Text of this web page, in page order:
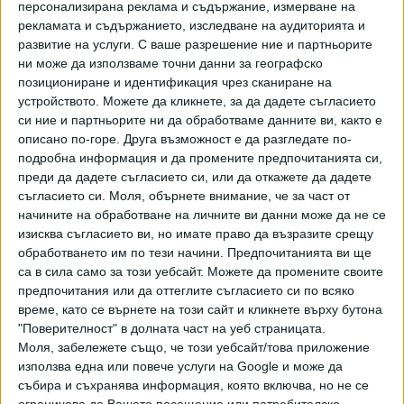
персонализирана реклама и съдържание, измерване на
рекламата и съдържанието, изследване на аудиторията и
развитие на услуги. С ваше разрешение ние и партньорите
ни може да използваме точни данни за географско
позициониране и идентификация чрез сканиране на
устройството. Можете да кликнете, за да дадете съгласието
си ние и партньорите ни да обработваме данните ви, както е
описано по-горе. Друга възможност е да разгледате по-
подробна информация и да промените предпочитанията си,
преди да дадете съгласието си, или да откажете да дадете
съгласието си. Моля, обърнете внимание, че за част от
начините на обработване на личните ви данни може да не се
изисква съгласието ви, но имате право да възразите срещу
обработването им по тези начини. Предпочитанията ви ще
са в сила само за този уебсайт. Можете да промените своите
предпочитания или да оттеглите съгласието си по всяко
време, като се върнете на този сайт и кликнете върху бутона
"Поверителност" в долната част на уеб страницата.
Моля, забележете също, че този уебсайт/това приложение
използва една или повече услуги на Google и може да
събира и съхранява информация, която включва, но не се
посещаващи задължително детска градина, е
допустимо да отсъстват и за времето на училищните
ваканции, определени за съответната година. Те могат
да отсъстват и по здравословни или други уважителни
причини, удостоверени с документ от компетентен
орган.
ПРИЕМ
Столична община обяви 13 102 свободни места за прием
в общинските самостоятелни детски ясли, детски
градини и подготвителните групи в общинските училища.
Считано от днес (8 април) до 12:00 ч. на 9 май
родителите имат възможност да направят кандидатури
за прием на децата си.
Необходимо е да се въведат актуални адресни данни, да
се заявят предимства по критерии в профилите и да